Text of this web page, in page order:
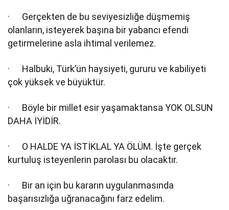
· Gerçekten de bu seviyesizliğe düşmemiş
olanların, isteyerek başına bir yabancı efendi
getirmelerine asla ihtimal verilemez.
· Halbuki, Türk’ün haysiyeti, gururu ve kabiliyeti
çok yüksek ve büyüktür.
· Böyle bir millet esir yaşamaktansa YOK OLSUN
DAHA İYİDİR.
· O HALDE YA İSTİKLAL YA ÖLÜM. İşte gerçek
kurtuluş isteyenlerin parolası bu olacaktır.
· Bir an için bu kararın uygulanmasında
başarısızlığa uğranacağını farz edelim.